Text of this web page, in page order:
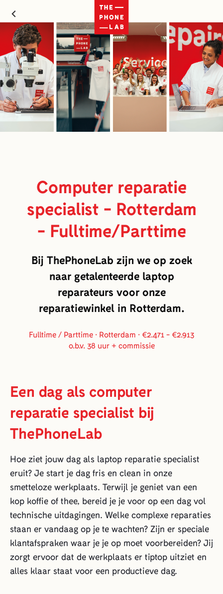
Computer reparatie
specialist - Rotterdam
- Fulltime/Parttime
Bij ThePhoneLab zijn we op zoek
naar getalenteerde laptop
reparateurs voor onze
reparatiewinkel in Rotterdam.
Fulltime / Parttime · Rotterdam · €2.471 - €2.913
o.b.v. 38 uur + commissie
Een dag als computer
reparatie specialist bij
ThePhoneLab
Hoe ziet jouw dag als laptop reparatie specialist
eruit? Je start je dag fris en clean in onze
smetteloze werkplaats. Terwijl je geniet van een
kop koffie of thee, bereid je je voor op een dag vol
technische uitdagingen. Welke complexe reparaties
staan er vandaag op je te wachten? Zijn er speciale
klantafspraken waar je je op moet voorbereiden? Jij
zorgt ervoor dat de werkplaats er tiptop uitziet en
alles klaar staat voor een productieve dag.